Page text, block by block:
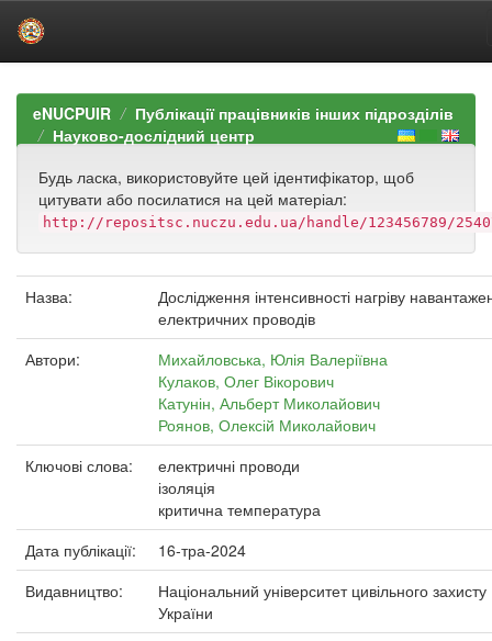
navigationeNUCPUIR
Публікації працівників інших підрозділів
Науково-дослідний центр
Будь ласка, використовуйте цей ідентифікатор, щоб
цитувати або посилатися на цей матеріал:
http://repositsc.nuczu.edu.ua/handle/123456789/
Назва:
Дослідження інтенсивності нагріву
електричних проводів
Автори:
Михайловська, Юлія Валеріївна
Кулаков, Олег Вікорович
Катунін, Альберт Миколайович
Роянов, Олексій Миколайович
Ключові слова:
електричні проводи
ізоляція
критична температура
Дата публікації:
16-тра-2024
Видавництво:
Національний університет цивільного захисту
України